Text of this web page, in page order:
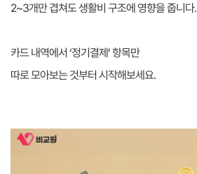
2~3개만 겹쳐도 생활비 구조에 영향을 줍니다.
카드 내역에서 ‘정기결제’ 항목만
따로 모아보는 것부터 시작해보세요.